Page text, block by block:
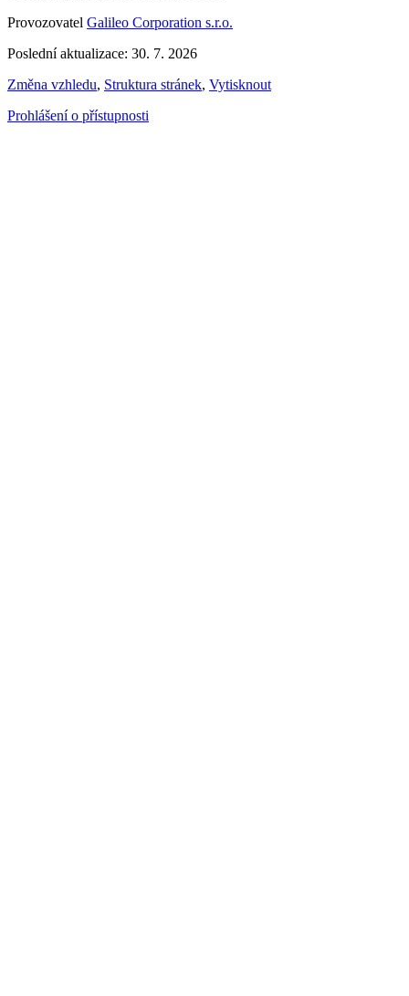
Provozovatel Galileo Corporation s.r.o.
Poslední aktualizace: 30. 7. 2026
Změna vzhledu, Struktura stránek, Vytisknout
Prohlášení o přístupnosti